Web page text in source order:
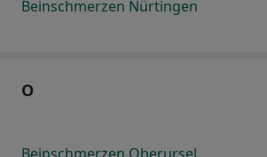
Beinschmerzen Nürtingen
O